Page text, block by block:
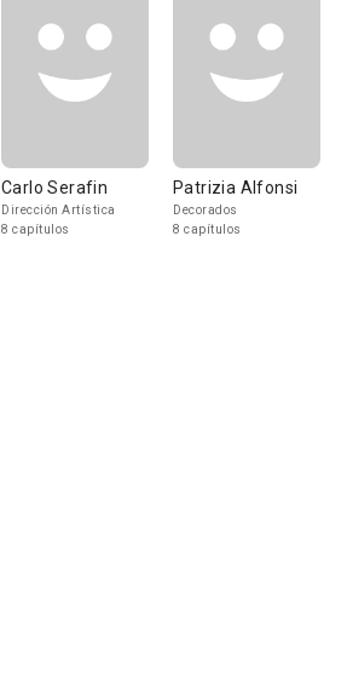
Carlo Serafin
Dirección Artística
8 capítulos
Patrizia Alfonsi
Decorados
8 capítulos